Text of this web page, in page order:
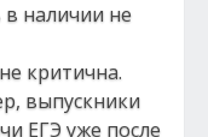
наличии не
критична.
выпускники
ЕГЭ уже после